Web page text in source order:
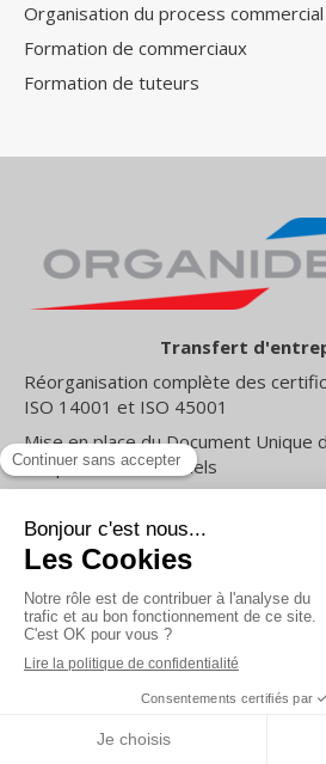
Appeler
Organisation du process commercial
Formation de commerciaux
Formation de tuteurs
Transfert
Réorganisation complète des
ISO 14001 et ISO 45001
Mise en place du Document Unique
Risques Professionnels
Qualification de l'entreprise sur des
clients et sur Ecovadis
Formation et tutorat d'un
Coaching de Direction